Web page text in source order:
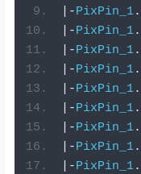
|-PixPin_1.
|-PixPin_1.
|-PixPin_1.
|-PixPin_1.
|-PixPin_1.
|-PixPin_1.
|-PixPin_1.
|-PixPin_1.
|-PixPin_1.